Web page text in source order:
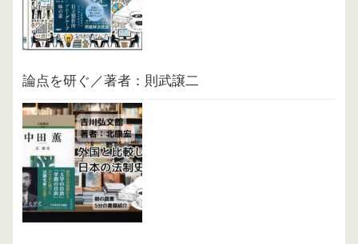
論点を研ぐ／著者：則武譲二